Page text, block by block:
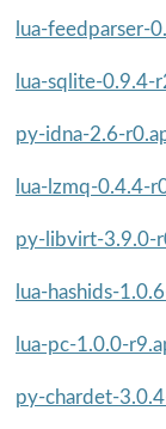
lua-feedparser-
lua-sqlite-0.9.4-
py-idna-2.6-
lua-lzmq-0.4.4-
py-libvirt-3.9.0-
lua-hashids-
lua-pc-1.0.0-
py-chardet-